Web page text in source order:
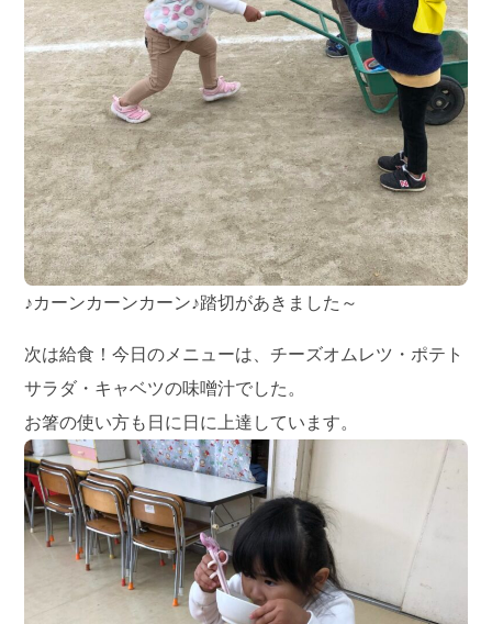
♪カーンカーンカーン♪踏切があきました～
次は給食！今日のメニューは、チーズオムレツ・ポテト
サラダ・キャベツの味噌汁でした。
お箸の使い方も日に日に上達しています。